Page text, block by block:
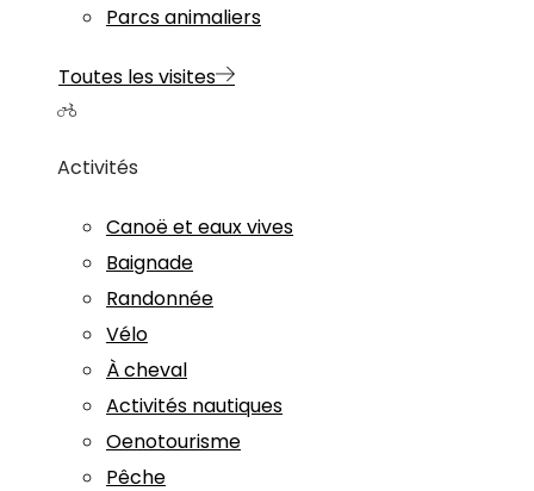
Parcs animaliers
Toutes les visites
Activités
Canoë et eaux vives
Baignade
Randonnée
Vélo
À cheval
Activités nautiques
Oenotourisme
Pêche